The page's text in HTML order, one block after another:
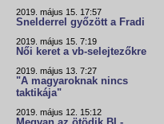
2019. május 15. 17:57
Snelderrel győzött a Fradi
2019. május 15. 7:19
Női keret a vb-selejtezőkre
2019. május 13. 7:27
"A magyaroknak nincs
taktikája"
2019. május 12. 15:12